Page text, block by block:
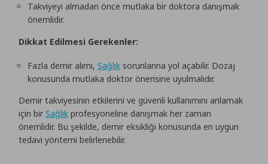
Takviyeyi almadan önce mutlaka bir doktora danışmak
önemlidir.
Dikkat Edilmesi Gerekenler:
Fazla demir alımı,Sağlık sorunlarına yol açabilir. Dozaj
konusunda mutlaka doktor önerisine uyulmalıdır.
Demir takviyesinin etkilerini ve güvenli kullanımını anlamak
için birSağlık profesyoneline danışmak her zaman
önemlidir. Bu şekilde, demir eksikliği konusunda en uygun
tedavi yöntemi belirlenebilir.